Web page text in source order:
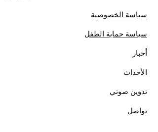
سياسة الخصوصية
سياسة حماية الطفل
أخبار
الأحداث
تدوين صوتي
تواصل